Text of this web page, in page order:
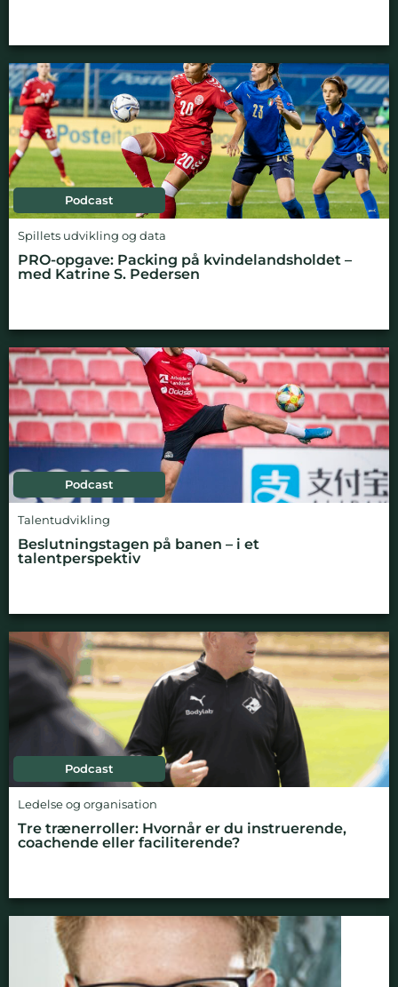
Podcast
Spillets udvikling og data
PRO-opgave: Packing på kvindelandsholdet –
med Katrine S. Pedersen
Podcast
Talentudvikling
Beslutningstagen på banen – i et
talentperspektiv
Podcast
Ledelse og organisation
Tre trænerroller: Hvornår er du instruerende,
coachende eller faciliterende?